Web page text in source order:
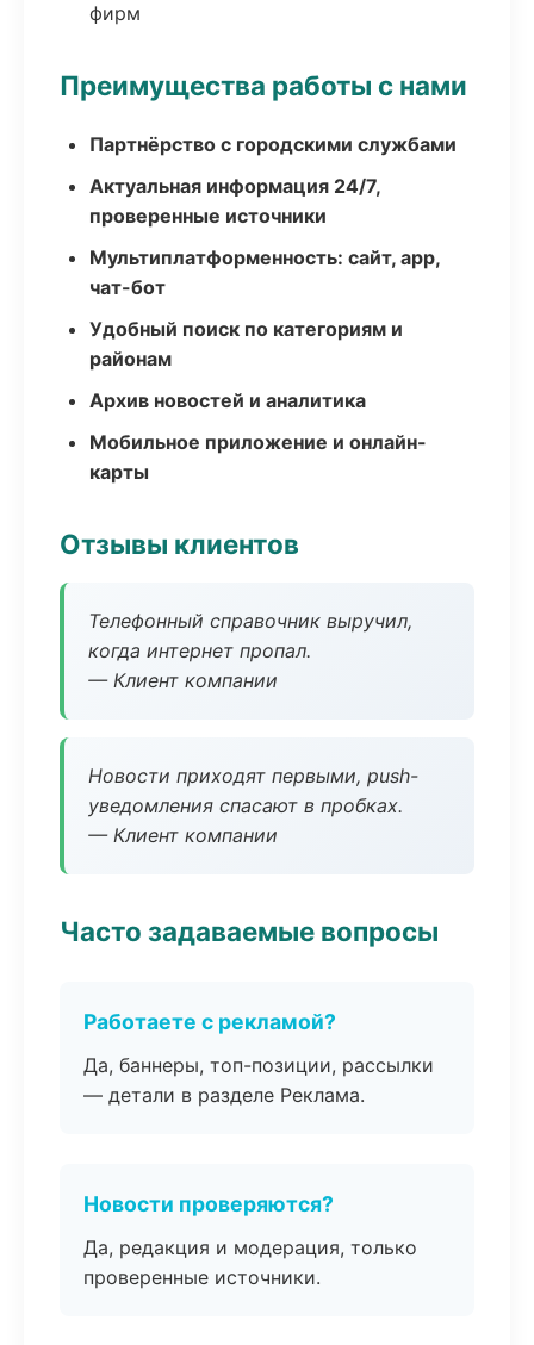
фирм
Преимущества работы с нами
Партнёрство с городскими службами
Актуальная информация 24/7,
проверенные источники
Мультиплатформенность: сайт, app,
чат-бот
Удобный поиск по категориям и
районам
Архив новостей и аналитика
Мобильное приложение и онлайн-
карты
Отзывы клиентов
Телефонный справочник выручил,
когда интернет пропал.
— Клиент компании
Новости приходят первыми, push-
уведомления спасают в пробках.
— Клиент компании
Часто задаваемые вопросы
Работаете с рекламой?
Да, баннеры, топ-позиции, рассылки
— детали в разделе Реклама.
Новости проверяются?
Да, редакция и модерация, только
проверенные источники.